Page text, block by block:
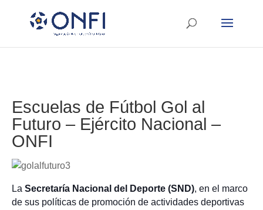
Escuelas de Fútbol Gol al
Futuro – Ejército Nacional –
ONFI
La Secretaría Nacional del Deporte (SND), en el marco
de sus políticas de promoción de actividades deportivas